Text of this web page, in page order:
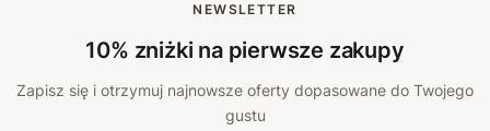
NEWSLETTER
10% zniżki na pierwsze zakupy
Zapisz się i otrzymuj najnowsze oferty dopasowane do Twojego
gustu